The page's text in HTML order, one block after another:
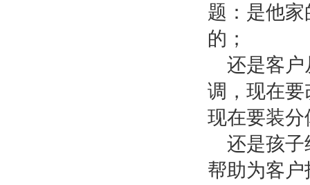
题：是他
的；
还是客户
调，现在
现在要装分
还是孩子
帮助为客